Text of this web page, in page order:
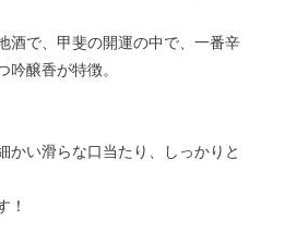
酒で、甲斐の開運の中で、一番辛
醸香が特徴。
かい滑らな口当たり、しっかりと
！